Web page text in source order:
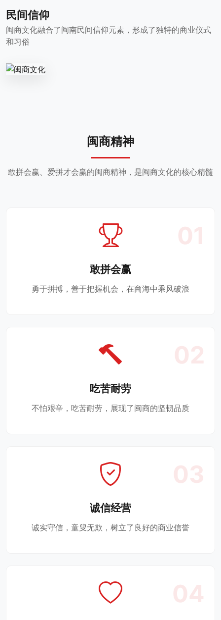
民间信仰
闽商文化融合了闽南民间信仰元素，形成了独特的商业仪式
和习俗
闽商精神
敢拼会赢、爱拼才会赢的闽商精神，是闽商文化的核心精髓
敢拼会赢
勇于拼搏，善于把握机会，在商海中乘风破浪
吃苦耐劳
不怕艰辛，吃苦耐劳，展现了闽商的坚韧品质
诚信经营
诚实守信，童叟无欺，树立了良好的商业信誉